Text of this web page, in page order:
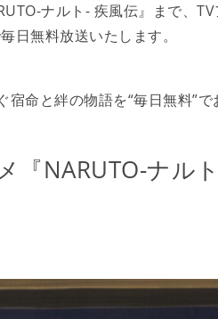
ナルト- 疾風伝』まで、
日無料放送いたします。
命と絆の物語を“毎日無料”で
『NARUTO-ナル